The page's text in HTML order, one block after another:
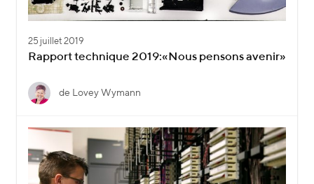
25 juillet 2019
Rapport technique 2019:«Nous pensons avenir»
de Lovey Wymann